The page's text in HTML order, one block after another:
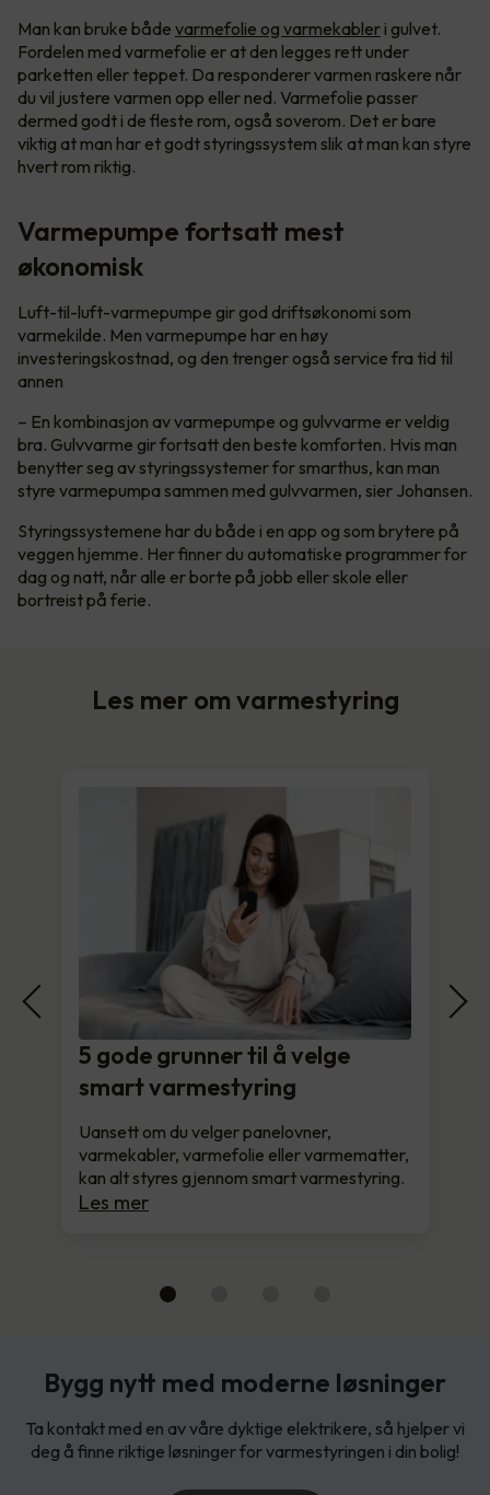
Man kan bruke både varmefolie og varmekabler i gulvet.
Fordelen med varmefolie er at den legges rett under
parketten eller teppet. Da responderer varmen raskere når
du vil justere varmen opp eller ned. Varmefolie passer
dermed godt i de fleste rom, også soverom. Det er bare
viktig at man har et godt styringssystem slik at man kan styre
hvert rom riktig.
Varmepumpe fortsatt mest
økonomisk
Luft-til-luft-varmepumpe gir god driftsøkonomi som
varmekilde. Men varmepumpe har en høy
investeringskostnad, og den trenger også service fra tid til
annen
– En kombinasjon av varmepumpe og gulvvarme er veldig
bra. Gulvvarme gir fortsatt den beste komforten. Hvis man
benytter seg av styringssystemer for smarthus, kan man
styre varmepumpa sammen med gulvvarmen, sier Johansen.
Styringssystemene har du både i en app og som brytere på
veggen hjemme. Her finner du automatiske programmer for
dag og natt, når alle er borte på jobb eller skole eller
bortreist på ferie.
Les mer om varmestyring
5 gode grunner til å velge
smart varmestyring
Uansett om du velger panelovner,
varmekabler, varmefolie eller varmematter,
kan alt styres gjennom smart varmestyring.
Les mer
Bygg nytt med moderne løsninger
Ta kontakt med en av våre dyktige elektrikere, så hjelper vi
deg å finne riktige løsninger for varmestyringen i din bolig!